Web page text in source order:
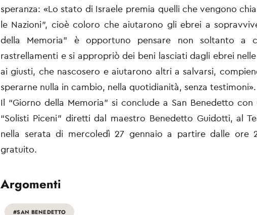
speranza: «Lo stato di Israele premia quelli che vengono
le Nazioni”, cioè coloro che aiutarono gli ebrei a
della Memoria” è opportuno pensare non soltanto a
rastrellamenti e si appropriò dei beni lasciati dagli ebrei
ai giusti, che nascosero e aiutarono altri a salvarsi,
sperarne nulla in cambio, nella quotidianità, senza testimoni».
Il “Giorno della Memoria” si conclude a San Benedetto
“Solisti Piceni” diretti dal maestro Benedetto Guidotti, al
nella serata di mercoledì 27 gennaio a partire dalle ore
gratuito.
Argomenti
#SAN BENEDETTO